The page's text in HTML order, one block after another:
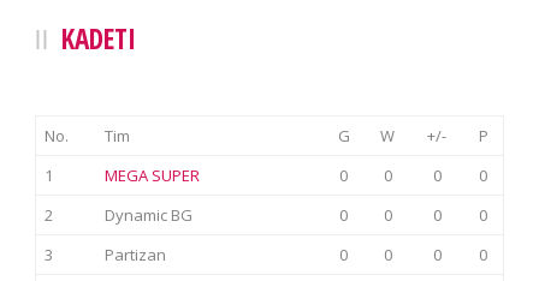
KADETI
No. Tim G W +/-
P
1
MEGA SUPER 0 0 0
0
2
Dynamic BG 0 0 0
0
3
Partizan 0 0 0
0